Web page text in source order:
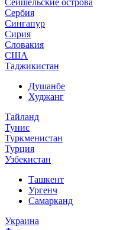
Сейшельские острова
Сербия
Сингапур
Сирия
Словакия
США
Таджикистан
Душанбе
Худжанг
Тайланд
Тунис
Туркменистан
Турция
Узбекистан
Ташкент
Ургенч
Самарканд
Украина